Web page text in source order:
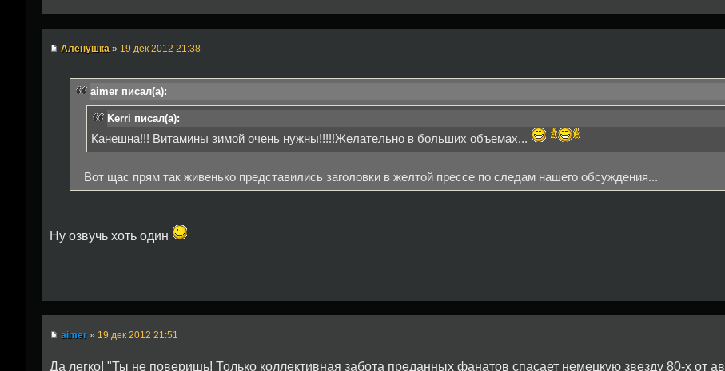
Аленушка » 19 дек 2012 21:38
aimer писал(а):
Kerri писал(а):
Канешна!!! Витамины зимой очень нужны!!!!!Желательно в больших объемах...
Вот щас прям так живенько представились заголовки в желтой прессе по следам нашего обсуждения...
Ну озвучь хоть один
aimer » 19 дек 2012 21:51
Да легко! "Ты не поверишь! Только коллективная забота преданных фанатов спасает немецкую звезду 80-х от